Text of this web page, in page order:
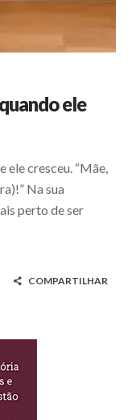
ele
ele cresceu. “Mãe,
Na sua
perto de ser
COMPARTILHAR